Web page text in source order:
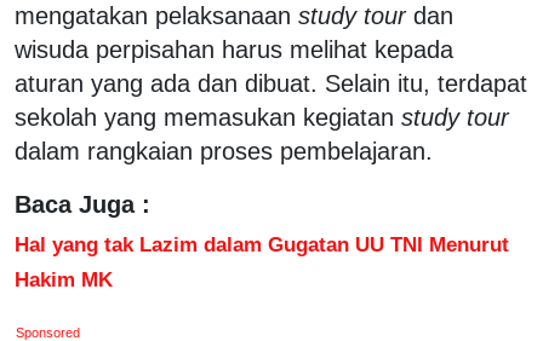
mengatakan pelaksanaan study tourdan
wisuda perpisahan harus melihat kepada
aturan yang ada dan dibuat. Selain itu, terdapat
sekolah yang memasukan kegiatan study tour
dalam rangkaian proses pembelajaran.
Baca Juga :
Hal yang tak Lazim dalam Gugatan UU TNI Menurut
Hakim MK
Sponsored